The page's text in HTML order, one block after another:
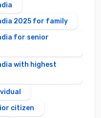
2025 for family
for senior
with highest
citizen